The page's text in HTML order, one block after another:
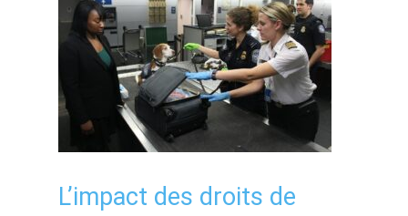
L’impact des droits de